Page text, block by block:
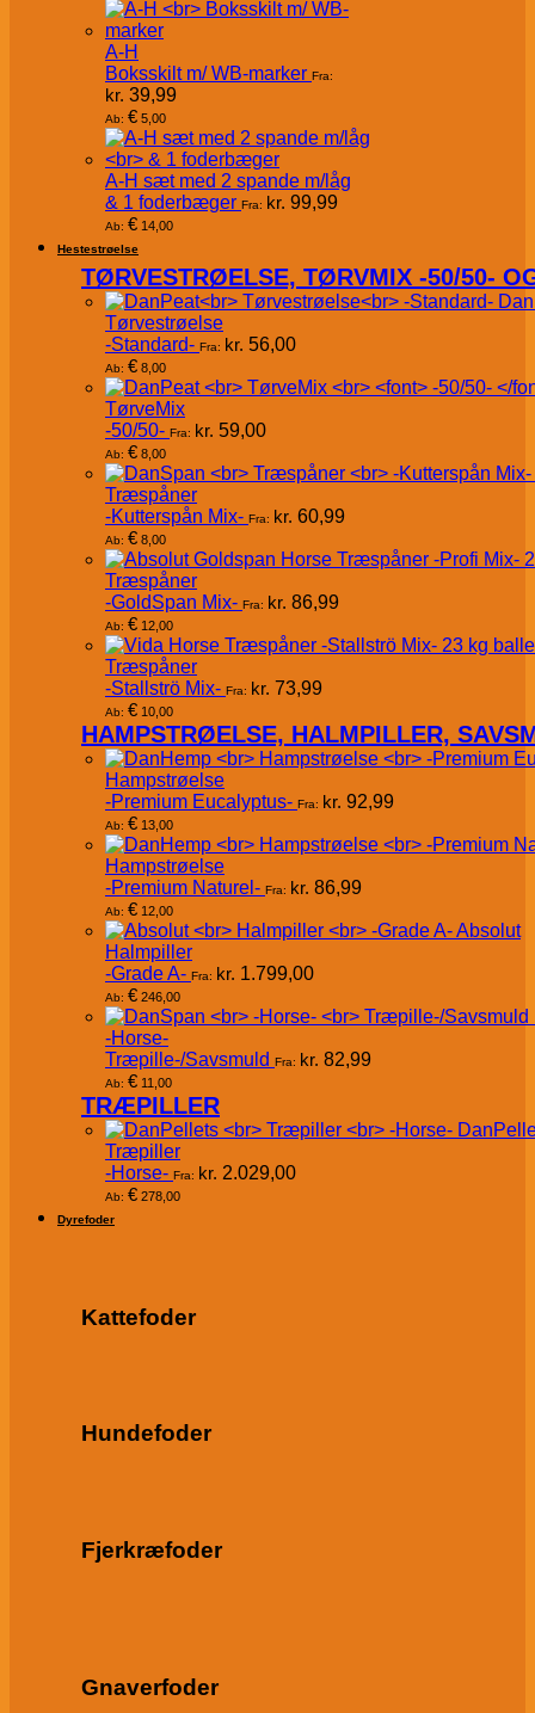
A-H
Boksskilt m/ WB-marker Fra:
kr. 39,99
Ab: € 5,00
A-H sæt med 2 spande m/låg
& 1 foderbæger Fra: kr. 99,99
Ab: € 14,00
Hestestrøelse
TØRVESTRØELSE, TØRVMIX -50/50-
Tørvestrøelse
-Standard- Fra: kr. 56,00
Ab: € 8,00
TørveMix
-50/50- Fra: kr. 59,00
Ab: € 8,00
Træspåner
-Kutterspån Mix- Fra: kr. 60,99
Ab: € 8,00
Træspåner
-GoldSpan Mix- Fra: kr. 86,99
Ab: € 12,00
Træspåner
-Stallströ Mix- Fra: kr. 73,99
Ab: € 10,00
HAMPSTRØELSE, HALMPILLER,
Hampstrøelse
-Premium Eucalyptus- Fra: kr. 92,99
Ab: € 13,00
Hampstrøelse
-Premium Naturel- Fra: kr. 86,99
Ab: € 12,00
Absolut
Halmpiller
-Grade A- Fra: kr. 1.799,00
Ab: € 246,00
-Horse-
Træpille-/Savsmuld Fra: kr. 82,99
Ab: € 11,00
TRÆPILLER
Træpiller
-Horse- Fra: kr. 2.029,00
Ab: € 278,00
Dyrefoder
Kattefoder
Hundefoder
Fjerkræfoder
Gnaverfoder